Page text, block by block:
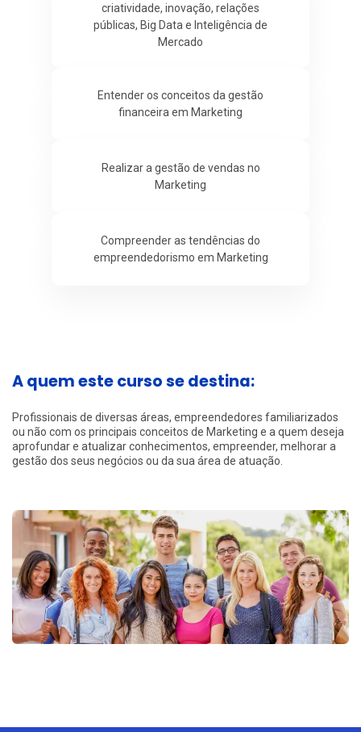
criatividade, inovação, relações
públicas, Big Data e Inteligência de
Mercado
Entender os conceitos da gestão
financeira em Marketing
Realizar a gestão de vendas no
Marketing
Compreender as tendências do
empreendedorismo em Marketing
A quem este curso se destina:
Profissionais de diversas áreas, empreendedores familiarizados
ou não com os principais conceitos de Marketing e a quem deseja
aprofundar e atualizar conhecimentos, empreender, melhorar a
gestão dos seus negócios ou da sua área de atuação.